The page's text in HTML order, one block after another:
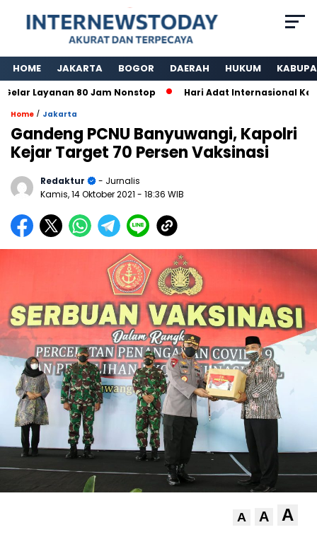
HOME JAKARTA BOGOR DAERAH HUKUM
Layanan 80 Jam Nonstop Hari Adat Internasional Ke 39
Home / Jakarta
Gandeng PCNU Banyuwangi, Kapolri
Kejar Target 70 Persen Vaksinasi
Redaktur
- Jurnalis
Kamis, 14 Oktober 2021 - 18:36 WIB
A A A